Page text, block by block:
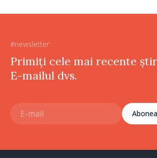
#newsletter
Primiți cele mai recente
E-mailul dvs.